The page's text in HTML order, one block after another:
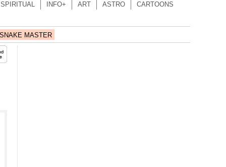
SPIRITUAL INFO+ ART ASTRO CARTOONS
MASTER